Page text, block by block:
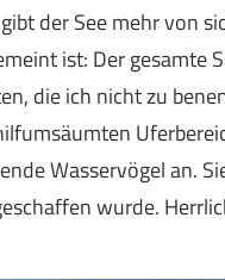
der See mehr von
ist: Der gesamte
die ich nicht zu
Wasservögel an.
wurde.